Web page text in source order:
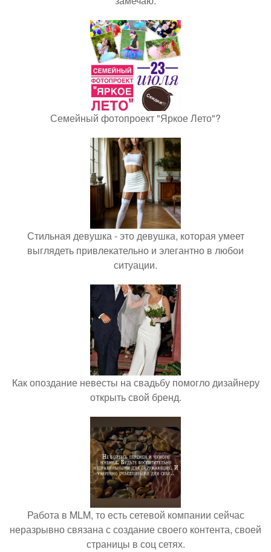
Семейный фотопроект "Яркое Лето"?
Стильная девушка - это девушка, которая умеет
выглядеть привлекательно и элегантно в любои
ситуации.
Как опоздание невесты на свадьбу помогло дизайнеру
открыть свой бренд.
Работа в MLM, то есть сетевой компании сейчас
неразрывно связана с создание своего контента, своей
страницы в соц сетях.